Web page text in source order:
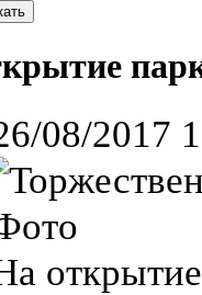
08/2017